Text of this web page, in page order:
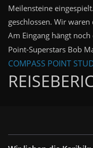
Meilensteine eingespielt.
geschlossen. Wir waren
Am Eingang hängt
Point-Superstars Bob
COMPASS POINT